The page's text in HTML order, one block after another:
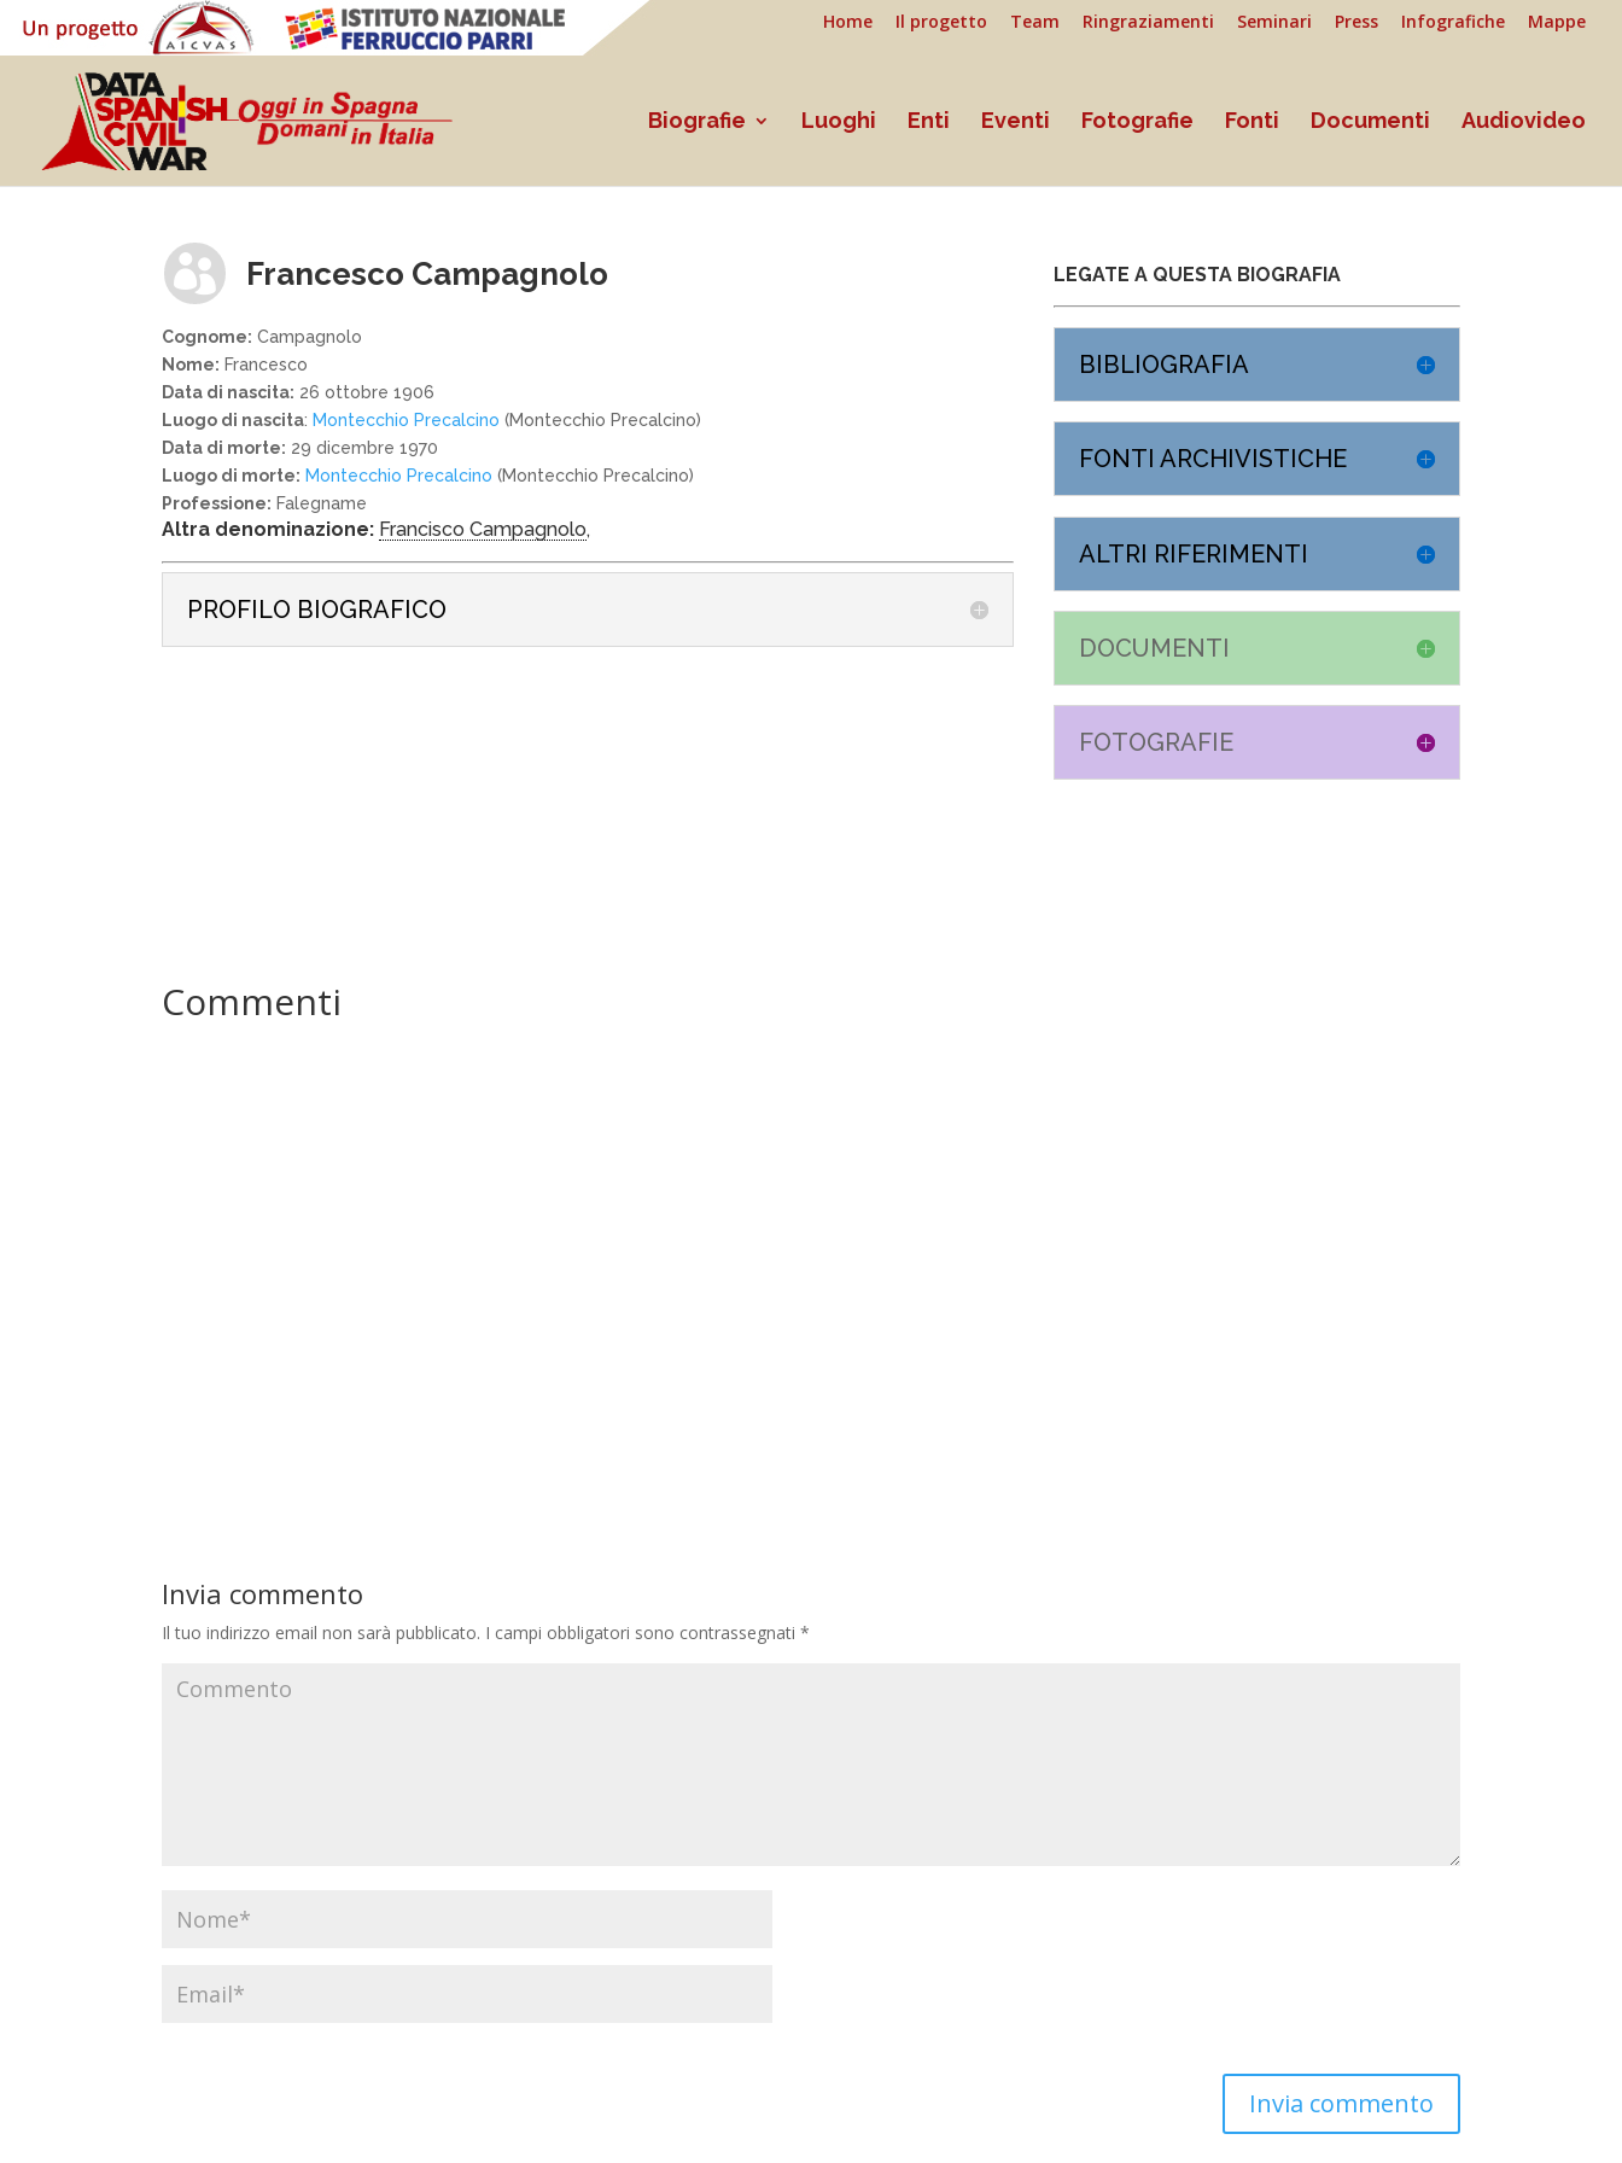
Home Il progetto Team Ringraziamenti Seminari Press Infografiche Mappe
Biografie Luoghi Enti Eventi Fotografie Fonti Documenti Audiovideo
 Francesco Campagnolo
Cognome: Campagnolo
Nome: Francesco
Data di nascita: 26 ottobre 1906
Luogo di nascita: Montecchio Precalcino (Montecchio Precalcino)
Data di morte: 29 dicembre 1970
Luogo di morte: Montecchio Precalcino (Montecchio Precalcino)
Professione: Falegname
Altra denominazione: Francisco Campagnolo,
PROFILO BIOGRAFICO
LEGATE A QUESTA BIOGRAFIA
BIBLIOGRAFIA
FONTI ARCHIVISTICHE
ALTRI RIFERIMENTI
DOCUMENTI
FOTOGRAFIE
Commenti
Invia commento
Il tuo indirizzo email non sarà pubblicato. I campi obbligatori sono contrassegnati*